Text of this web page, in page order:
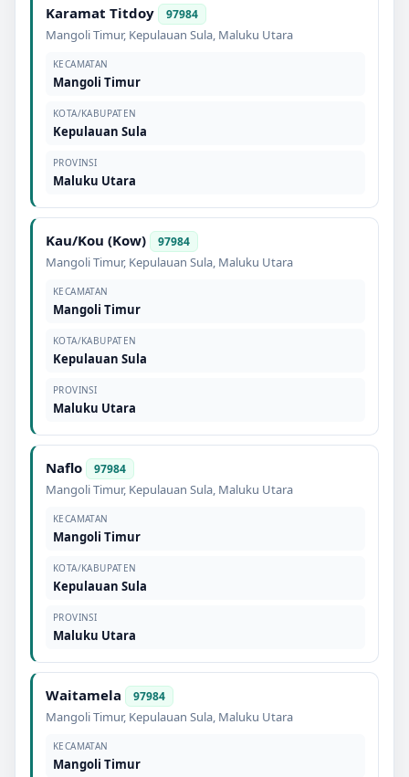
Karamat Titdoy 97984
Mangoli Timur, Kepulauan Sula, Maluku Utara
KECAMATAN
Mangoli Timur
KOTA/KABUPATEN
Kepulauan Sula
PROVINSI
Maluku Utara
Kau/Kou (Kow) 97984
Mangoli Timur, Kepulauan Sula, Maluku Utara
KECAMATAN
Mangoli Timur
KOTA/KABUPATEN
Kepulauan Sula
PROVINSI
Maluku Utara
Naflo 97984
Mangoli Timur, Kepulauan Sula, Maluku Utara
KECAMATAN
Mangoli Timur
KOTA/KABUPATEN
Kepulauan Sula
PROVINSI
Maluku Utara
Waitamela 97984
Mangoli Timur, Kepulauan Sula, Maluku Utara
KECAMATAN
Mangoli Timur